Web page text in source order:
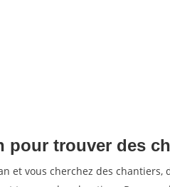
pour trouver des
et vous cherchez des